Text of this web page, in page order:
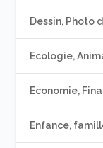
Dessin, Photo
Ecologie,
Economie,
Enfance,